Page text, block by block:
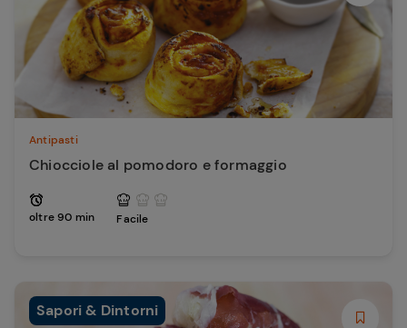
Antipasti
Chiocciole al pomodoro e formaggio
oltre 90 min Facile
Sapori & Dintorni